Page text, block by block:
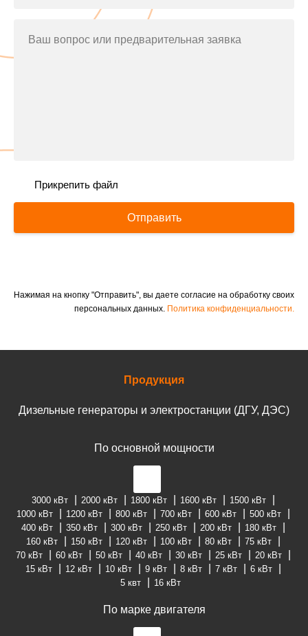
Ваш вопрос или предварительная заявка
Прикрепить файл
Отправить
Нажимая на кнопку "Отправить", вы даете согласие на обработку своих
персональных данных. Политика конфиденциальности.
Продукция
Дизельные генераторы и электростанции (ДГУ, ДЭС)
По основной мощности
3000 кВт 2000 кВт 1800 кВт 1600 кВт
1500 кВт
1000 кВт
1200 кВт 800 кВт 700 кВт 600 кВт
500 кВт
400 кВт
350 кВт 300 кВт 250 кВт 200 кВт
180 кВт
160 кВт
150 кВт 120 кВт 100 кВт 80 кВт
75 кВт
70 кВт
60 кВт 50 кВт 40 кВт 30 кВт 25 кВт
20 кВт
15 кВт
12 кВт 10 кВт 9 кВт 8 кВт 7 кВт
6 кВт
5 квт
16 кВт
По марке двигателя